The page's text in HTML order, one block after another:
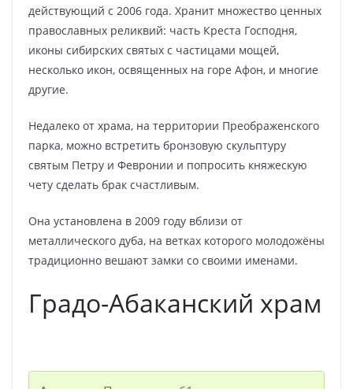
действующий с 2006 года. Хранит множество ценных
православных реликвий: часть Креста Господня,
иконы сибирских святых с частицами мощей,
несколько икон, освященных на горе Афон, и многие
другие.
Недалеко от храма, на территории Преображенского
парка, можно встретить бронзовую скульптуру
святым Петру и Февронии и попросить княжескую
чету сделать брак счастливым.
Она установлена в 2009 году вблизи от
металлического дуба, на ветках которого молодожёны
традиционно вешают замки со своими именами.
Градо-Абаканский храм